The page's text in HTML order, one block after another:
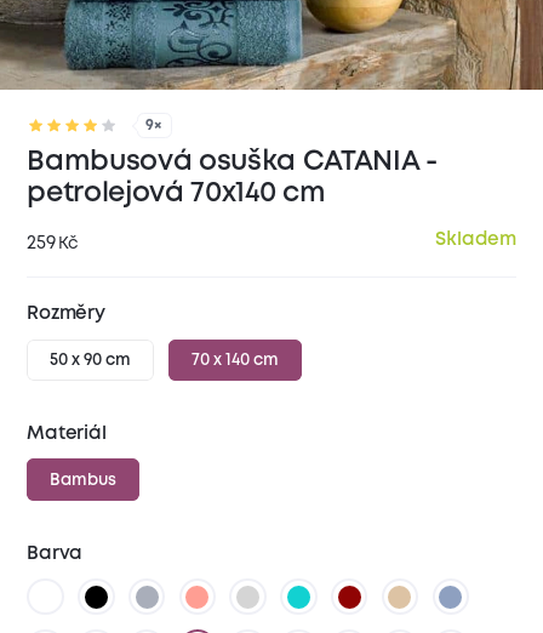
9×
Bambusová osuška CATANIA -
petrolejová 70x140 cm
259 Kč Skladem
Rozměry
50 x 90 cm 70 x 140 cm
Materiál
Bambus
Barva